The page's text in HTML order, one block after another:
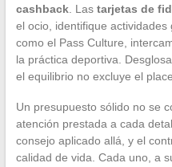
cashback. Las tarjetas de
el ocio, identifique
como el Pass Culture,
la práctica deportiva.
el equilibrio no excluye el
Un presupuesto sólido no se
atención prestada a cada
consejo aplicado allá, y el
calidad de vida. Cada uno, a